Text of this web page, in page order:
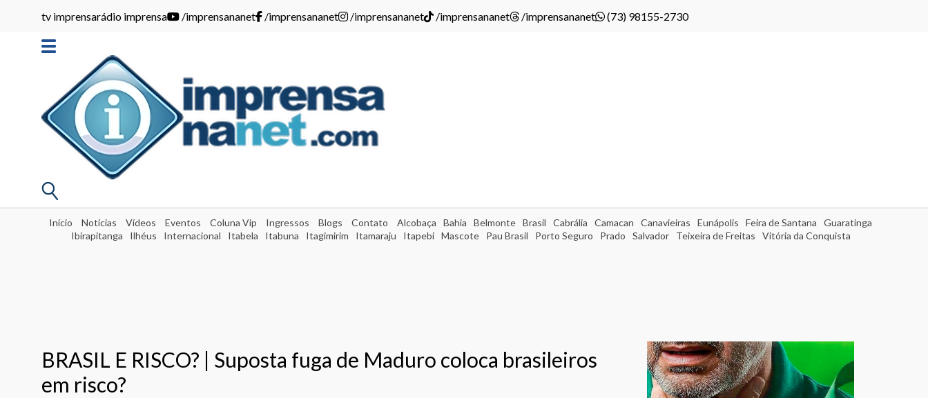
tv imprensarádio imprensa /imprensananet /imprensananet /imprensananet /imprensananet /imprensananet (73) 98155-2730
Início Notícias Vídeos Eventos Coluna Vip Ingressos Blogs Contato Alcobaça Bahia Belmonte Brasil Cabrália Camacan Canavieiras Eunápolis Feira de Santana
Guaratinga
Ibirapitanga
Ilhéus Internacional Itabela Itabuna Itagimirim Itamaraju Itapebi Mascote Pau Brasil Porto Seguro Prado Salvador Teixeira de Freitas Vitória da Conquista
BRASIL E RISCO? | Suposta fuga de Maduro coloca brasileiros
em risco?